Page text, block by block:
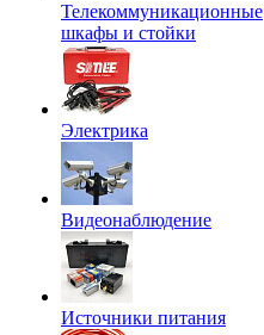
Телекоммуникационные
шкафы и стойки
Электрика
Видеонаблюдение
Источники питания